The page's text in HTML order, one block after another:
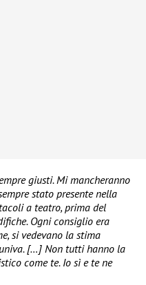
giusti. Mi mancheranno
stato presente nella
a teatro, prima del
Ogni consiglio era
si vedevano la stima
[…] Non tutti hanno la
come te. Io sì e te ne